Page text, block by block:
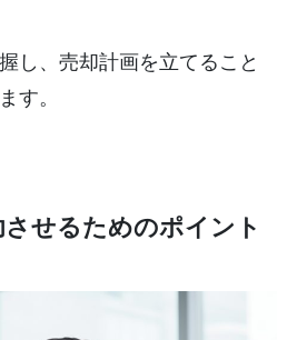
し、売却計画を立てること
す。
せるためのポイント